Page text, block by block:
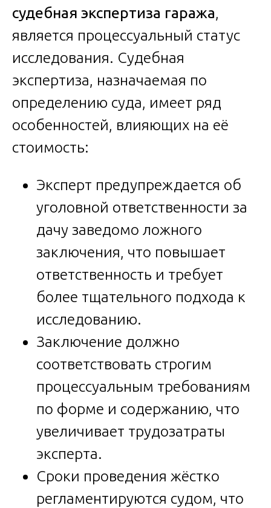
судебная экспертиза гаража,
является процессуальный статус
исследования. Судебная
экспертиза, назначаемая по
определению суда, имеет ряд
особенностей, влияющих на её
стоимость:
Эксперт предупреждается об
уголовной ответственности за
дачу заведомо ложного
заключения, что повышает
ответственность и требует
более тщательного подхода к
исследованию.
Заключение должно
соответствовать строгим
процессуальным требованиям
по форме и содержанию, что
увеличивает трудозатраты
эксперта.
Сроки проведения жёстко
регламентируются судом, что